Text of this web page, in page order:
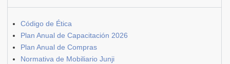
Código de Ética
Plan Anual de Capacitación 2026
Plan Anual de Compras
Normativa de Mobiliario Junji